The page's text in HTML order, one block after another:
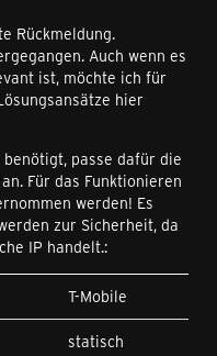
Rückmeldung.
Auch wenn es
ist, möchte ich für
hier
passe dafür die
Für das Funktionieren
werden! Es
zur Sicherheit, da
IP handelt.:
T-Mobile
statisch